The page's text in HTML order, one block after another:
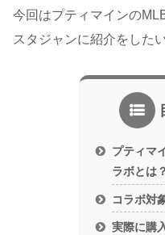
今回はプティマインの
スタジャンに紹介をした
プティマ
ラボとは？
コラボ対
実際に購